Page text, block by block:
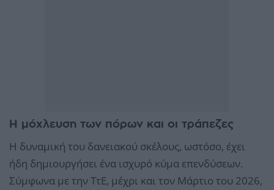
Η μόχλευση των πόρων και οι τράπεζες
Η δυναμική του δανειακού σκέλους, ωστόσο, έχει
ήδη δημιουργήσει ένα ισχυρό κύμα επενδύσεων.
Σύμφωνα με την ΤτΕ, μέχρι και τον Μάρτιο του 2026,